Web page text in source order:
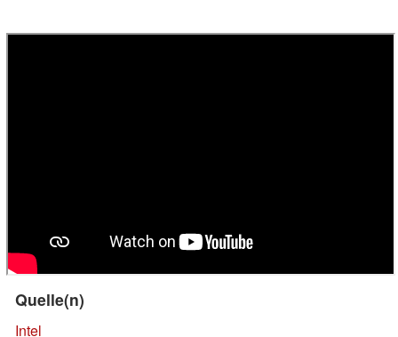
Quelle(n)
Intel